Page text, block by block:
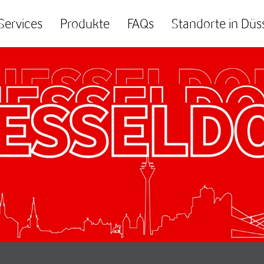
Produkte FAQs Standorte in